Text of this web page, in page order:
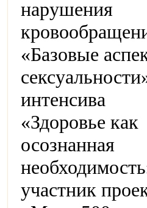
нарушения
«Базовые
интенсива
«Здоровье как
осознанная
участник